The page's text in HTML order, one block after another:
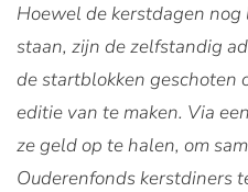
Hoewel de kerstdagen
staan, zijn de zelfstandig
de startblokken geschoten
editie van te maken. Via
ze geld op te halen, om
Ouderenfonds kerstdiners